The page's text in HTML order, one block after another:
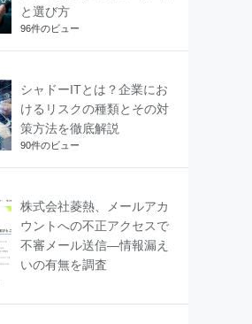
と選び方
96件のビュー
シャドーITとは？企業にお
けるリスクの種類とその対
策方法を徹底解説
90件のビュー
株式会社菱熱、メールアカ
ウントへの不正アクセスで
不審メール送信―情報漏え
いの有無を調査